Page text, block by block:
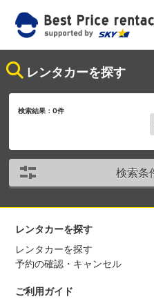
レンタカーを探す
検索結果：0件
検索条
レンタカーを探す
レンタカーを探す
予約の確認・キャンセル
ご利用ガイド